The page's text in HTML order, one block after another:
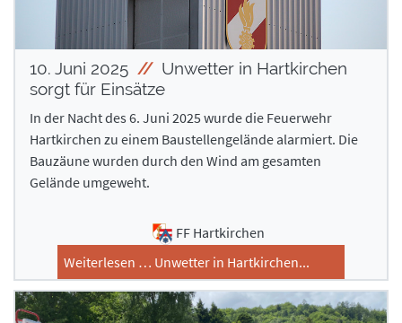
10. Juni 2025
Unwetter in Hartkirchen
sorgt für Einsätze
In der Nacht des 6. Juni 2025 wurde die Feuerwehr
Hartkirchen zu einem Baustellengelände alarmiert. Die
Bauzäune wurden durch den Wind am gesamten
Gelände umgeweht.
FF Hartkirchen
Weiterlesen … Unwetter in Hartkirchen...